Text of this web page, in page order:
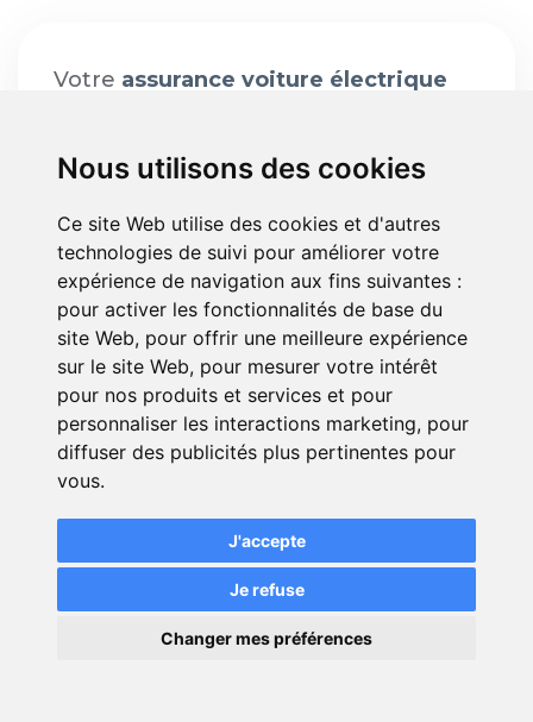
Nous utilisons des cookies
Ce site Web utilise des cookies et d'autres
technologies de suivi pour améliorer votre
expérience de navigation aux fins suivantes :
pour activer les fonctionnalités de base du
site Web, pour offrir une meilleure expérience
sur le site Web, pour mesurer votre intérêt
pour nos produits et services et pour
personnaliser les interactions marketing, pour
diffuser des publicités plus pertinentes pour
vous.
J'accepte
Je refuse
Changer mes préférences
Votre assurance voiture électrique
:
Labatterie rechargeable: les
batteries lithium-ion ont une
espérance de vie réduite à moins
de 10 ans. En cas de panne, les
coûts de remplacement peuvent
vite devenir insurmontables.
Dans un premier temps, vérifiez
la durée de vie de la garantie
l’assurance sur la batterie est
donc très importante.
Le chargeur ouborne de
recharge.